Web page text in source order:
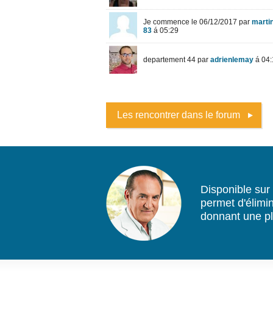
Les rencontrer dans le forum
Disponible
permet
donnant une